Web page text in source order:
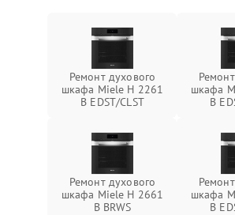
Ремонт духового
шкафа Miele H 2261
B EDST/CLST
шкафа
B
Ремонт духового
шкафа Miele H 2661
B BRWS
шкафа
B